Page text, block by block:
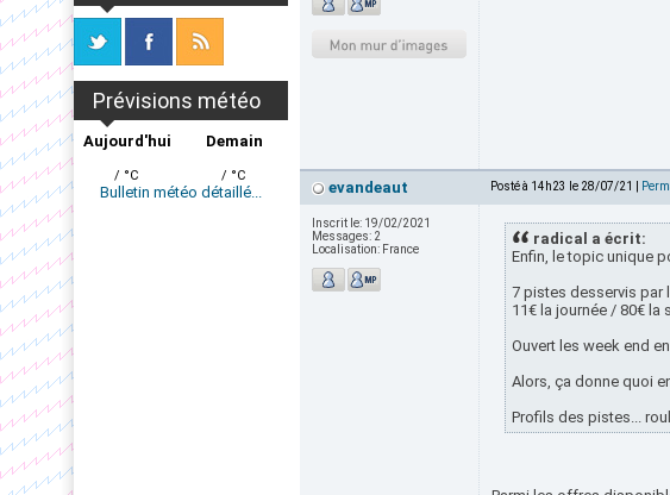
Prévisions météo
Aujourd'hui
/ °C
Demain
/ °C
Bulletin météo détaillé... evandeaut Posté à 14h23 le 28/07/21 |
Inscrit le: 19/02/2021
Messages: 2
Localisation: France
radical a écrit:
Enfin, le topic unique
7 pistes desservis par
11€ la journée / 80€ la
Ouvert les week end
Alors, ça donne quoi
Profils des pistes...